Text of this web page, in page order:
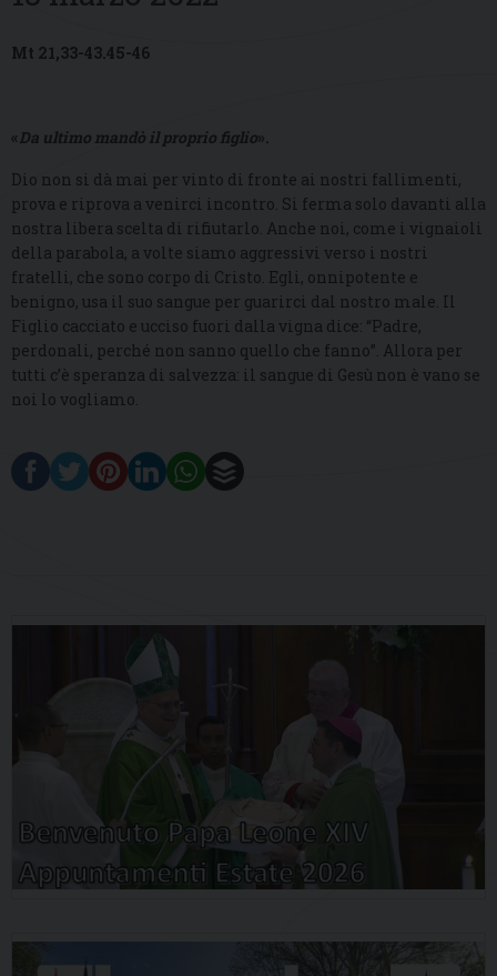
Mt 21,33-43.45-46
«Da ultimo mandò il proprio figlio».
Dio non si dà mai per vinto di fronte ai nostri fallimenti,
prova e riprova a venirci incontro. Si ferma solo davanti alla
nostra libera scelta di rifiutarlo. Anche noi, come i vignaioli
della parabola, a volte siamo aggressivi verso i nostri
fratelli, che sono corpo di Cristo. Egli, onnipotente e
benigno, usa il suo sangue per guarirci dal nostro male. Il
Figlio cacciato e ucciso fuori dalla vigna dice: “Padre,
perdonali, perché non sanno quello che fanno”. Allora per
tutti c’è speranza di salvezza: il sangue di Gesù non è vano se
noi lo vogliamo.